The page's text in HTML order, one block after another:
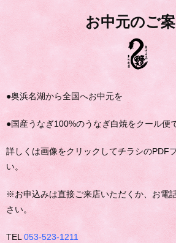
お中元のご
●奥浜名湖から全国へお中元を
●国産うなぎ100%のうなぎ白焼をクール便
詳しくは画像をクリックしてチラシのPDF
い。
※お申込みは直接ご来店いただくか、お電
さい。
TEL053-523-1211